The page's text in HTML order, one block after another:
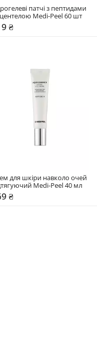
патчі з пептидами
Medi-Peel 60 шт
₴
для шкіри навколо очей
Medi-Peel 40 мл
₴